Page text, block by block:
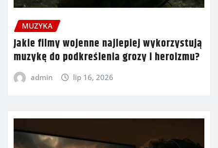
MUZYKA
Jakie filmy wojenne najlepiej wykorzystują
muzykę do podkreślenia grozy i heroizmu?
admin lip 16, 2026